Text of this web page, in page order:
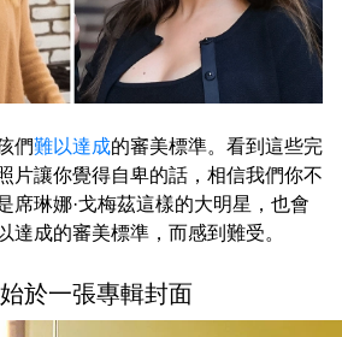
們難以達成的審美標準。看到這些完
片讓你覺得自卑的話，相信我們你不
席琳娜·戈梅茲這樣的大明星，也會
達成的審美標準，而感到難受。
於一張專輯封面